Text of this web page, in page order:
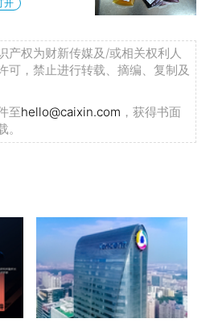
开
产权为财新传媒及/或相关权利人
可，禁止进行转载、摘编、复制及
至hello@caixin.com ，获得书面